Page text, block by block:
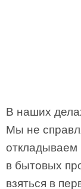
В наших
Мы не
откладываем
в бытовых
взяться в